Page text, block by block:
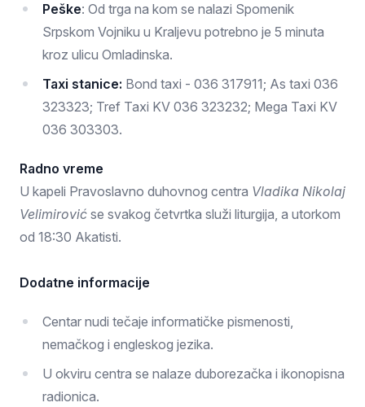
Peške: Od trga na kom se nalazi Spomenik
Srpskom Vojniku u Kraljevu potrebno je 5 minuta
kroz ulicu Omladinska.
Taxi stanice: Bond taxi - 036 317911; As taxi 036
323323; Tref Taxi KV 036 323232; Mega Taxi KV
036 303303.
Radno vreme
U kapeli Pravoslavno duhovnog centra Vladika Nikolaj
Velimirović se svakog četvrtka služi liturgija, a utorkom
od 18:30 Akatisti.
Dodatne informacije
Centar nudi tečaje informatičke pismenosti,
nemačkog i engleskog jezika.
U okviru centra se nalaze duborezačka i ikonopisna
radionica.